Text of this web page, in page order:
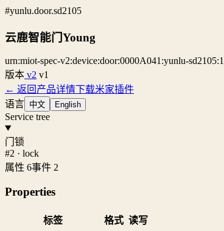
#yunlu.door.sd2105
云鹿智能门Young
urn:miot-spec-v2:device:door:0000A041:yunlu-sd2105:1
版本 v2 v1
← 返回产品详情下载米家插件
语言 中文 English
Service tree
门锁
#2 · lock
属性 6事件 2
Properties
标签 格式 读写